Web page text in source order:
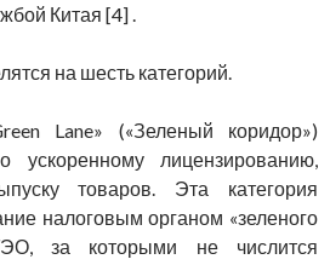
Китая [4] .
на шесть категорий.
Lane» («Зеленый коридор»)
лицензированию,
товаров. Эта категория
налоговым органом «зеленого
за которыми не числится